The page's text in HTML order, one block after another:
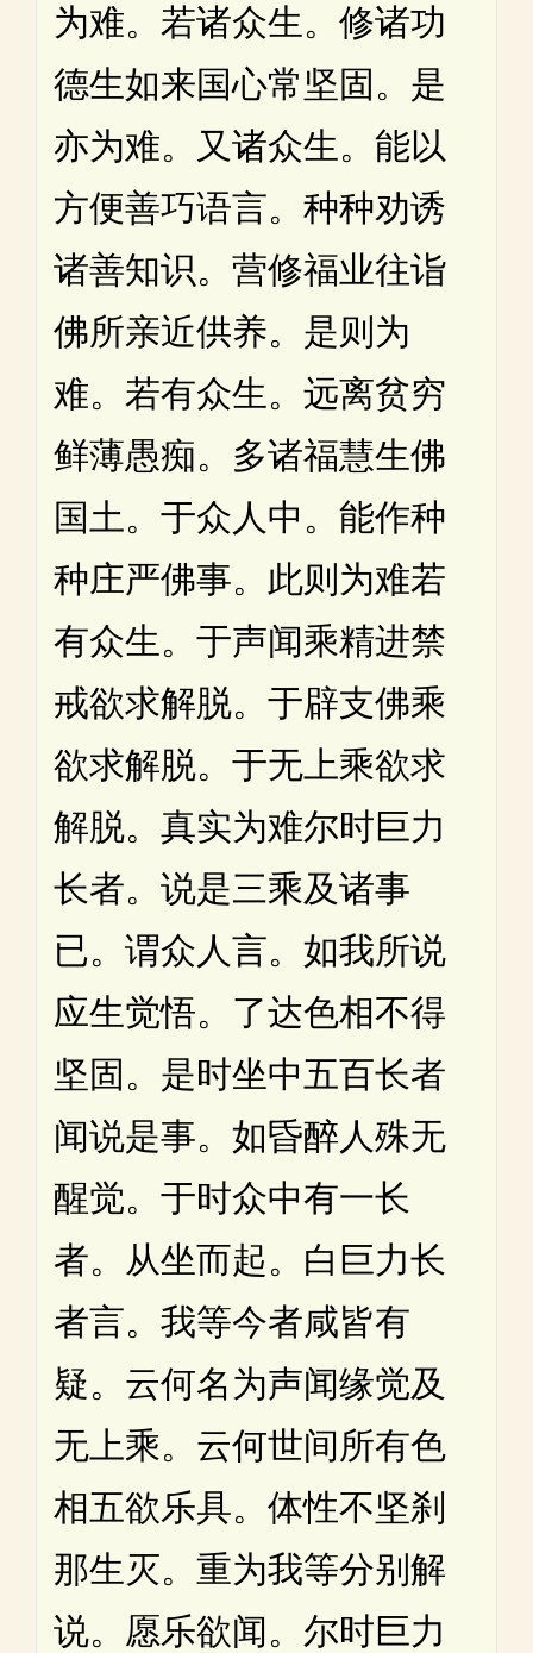
为难。若诸众生。修诸功
德生如来国心常坚固。是
亦为难。又诸众生。能以
方便善巧语言。种种劝诱
诸善知识。营修福业往诣
佛所亲近供养。是则为
难。若有众生。远离贫穷
鲜薄愚痴。多诸福慧生佛
国土。于众人中。能作种
种庄严佛事。此则为难若
有众生。于声闻乘精进禁
戒欲求解脱。于辟支佛乘
欲求解脱。于无上乘欲求
解脱。真实为难尔时巨力
长者。说是三乘及诸事
已。谓众人言。如我所说
应生觉悟。了达色相不得
坚固。是时坐中五百长者
闻说是事。如昏醉人殊无
醒觉。于时众中有一长
者。从坐而起。白巨力长
者言。我等今者咸皆有
疑。云何名为声闻缘觉及
无上乘。云何世间所有色
相五欲乐具。体性不坚刹
那生灭。重为我等分别解
说。愿乐欲闻。尔时巨力